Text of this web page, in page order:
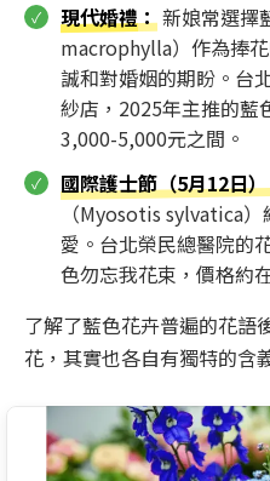
現代婚禮：新娘常選擇
macrophylla）作為捧
誠和對婚姻的期盼。台
紗店，2025年主推的藍
3,000-5,000元之間。
國際護士節（5月12日
（Myosotis sylvatica
愛。台北榮民總醫院的
色勿忘我花束，價格約
了解了藍色花卉普遍的花語
花，其實也各自有獨特的含